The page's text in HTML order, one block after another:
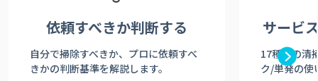
依頼すべきか判断する
自分で掃除すべきか、プロに依頼すべ
きかの判断基準を解説します。
サービ
17種類の清
ク/単発の使